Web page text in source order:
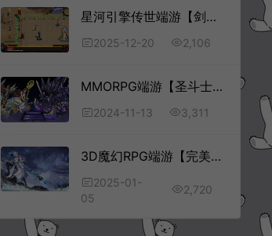
星河引擎传世端游【剑无双七大陆打金版】12月最新整理Win一键服务端+登录器补丁+PC客户端+详细搭建教程
2025-12-20 2,106
MMORPG端游【圣斗士星矢OL】11月最新整理Linux手工服务端+源码+网页注册+GM工具+PC客户端+详细搭建教程
2024-11-13 3,311
3D魔幻RPG端游【完美国际172V340妖族崛起15职业】1月最新整理新Linux手工服务端+管理后台+GM完整指令+GM工具+PC客户端+详细搭建教程
2025-01-
05
2,720